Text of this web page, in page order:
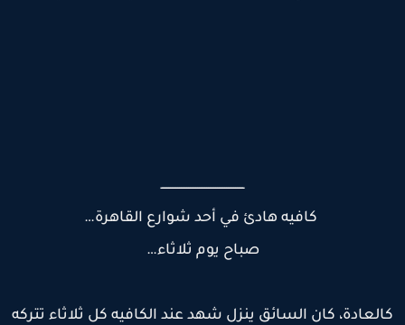
ــــــــــــــــــــــــــــــــــــــــــــــ
كافيه هادئ في أحد شوارع القاهرة…
صباح يوم ثلاثاء…
كان السائق ينزل شهد عند الكافيه كل ثلاثاء تتركه